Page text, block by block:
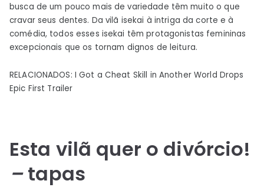
busca de um pouco mais de variedade têm muito o que
cravar seus dentes. Da vilã isekai à intriga da corte e à
comédia, todos esses isekai têm protagonistas femininas
excepcionais que os tornam dignos de leitura.
RELACIONADOS: I Got a Cheat Skill in Another World Drops
Epic First Trailer
Esta vilã quer o divórcio!
–tapas